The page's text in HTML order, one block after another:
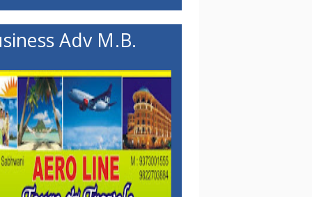
Adv M.B.